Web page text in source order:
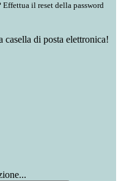
Effettua il reset della password
di posta elettronica!